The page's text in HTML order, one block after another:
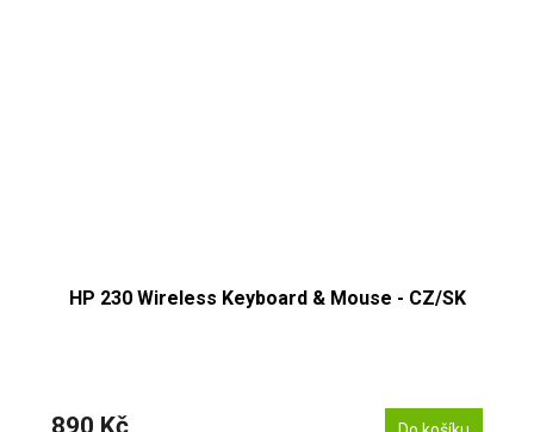
HP 230 Wireless Keyboard & Mouse - CZ/SK